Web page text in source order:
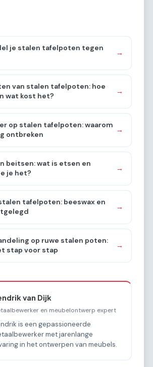
je stalen tafelpoten tegen
→
van stalen tafelpoten: hoe
wat kost het?
→
op stalen tafelpoten: waarom
ontbreken
→
beitsen: wat is etsen en
je het?
→
tafelpoten: beeswax en
→
op ruwe stalen poten:
stap voor stap
→
van Dijk
en meubelontwerp expert
is een gepassioneerde
met jarenlange
in het ontwerpen van meubels.